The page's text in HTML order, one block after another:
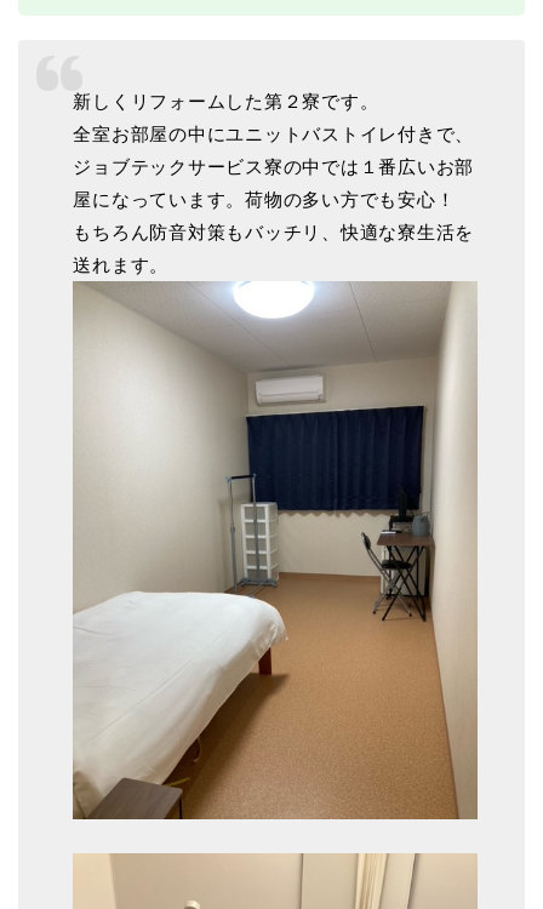
新しくリフォームした第２寮です。
全室お部屋の中にユニットバストイレ付きで、
ジョブテックサービス寮の中では１番広いお部
屋になっています。荷物の多い方でも安心！
もちろん防音対策もバッチリ、快適な寮生活を
送れます。